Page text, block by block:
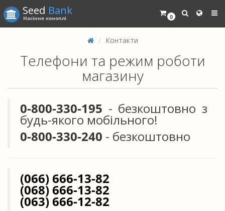
0
Seed Bank
Насіння коноплі
Контакти
Телефони та режим роботи
магазину
0-800-330-195 - безкоштовно з
будь-якого мобільного!
0-800-330-240 - безкоштовно
(066) 666-13-82
(068) 666-13-82
(063) 666-12-82